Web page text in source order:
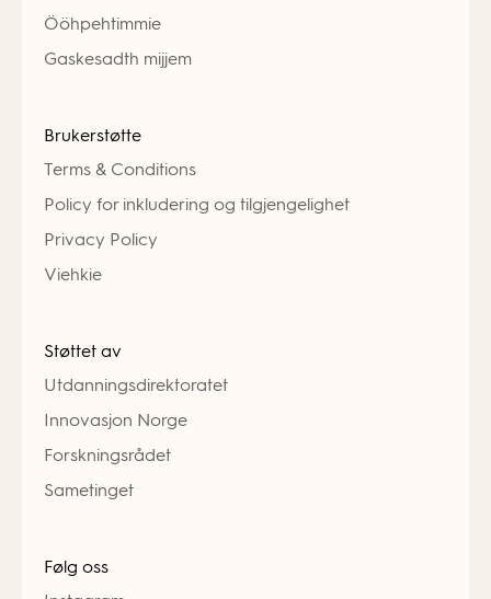
Ööhpehtimmie
Gaskesadth mijjem
Brukerstøtte
Terms & Conditions
Policy for inkludering og tilgjengelighet
Privacy Policy
Viehkie
Støttet av
Utdanningsdirektoratet
Innovasjon Norge
Forskningsrådet
Sametinget
Følg oss